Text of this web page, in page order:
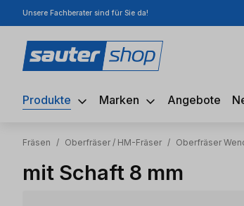
Hauptinhalt springen
Zur Suche springen
Zur Hauptnavigation springen
Unsere Fachberater sind für Sie da!
Produkte Marken Angebote
Fräsen / Oberfräser / HM-Fräser / Oberfräser
mit Schaft 8 mm